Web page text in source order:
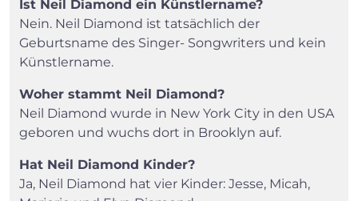
Ist Neil Diamond ein Künstlername?
Nein. Neil Diamond ist tatsächlich der
Geburtsname des Singer- Songwriters und kein
Künstlername.
Woher stammt Neil Diamond?
Neil Diamond wurde in New York City in den USA
geboren und wuchs dort in Brooklyn auf.
Hat Neil Diamond Kinder?
Ja, Neil Diamond hat vier Kinder: Jesse, Micah,